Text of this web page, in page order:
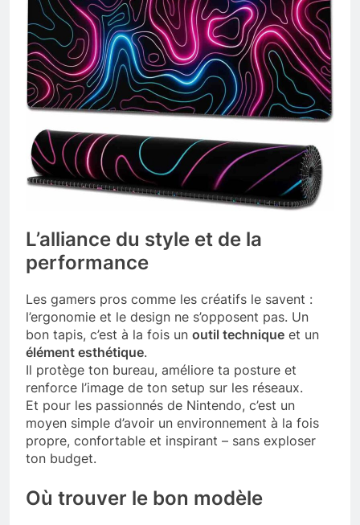
L’alliance du style et de la
performance
Les gamers pros comme les créatifs le savent :
l’ergonomie et le design ne s’opposent pas. Un
bon tapis, c’est à la fois un outil technique et un
élément esthétique.
Il protège ton bureau, améliore ta posture et
renforce l’image de ton setup sur les réseaux.
Et pour les passionnés de Nintendo, c’est un
moyen simple d’avoir un environnement à la fois
propre, confortable et inspirant – sans exploser
ton budget.
Où trouver le bon modèle